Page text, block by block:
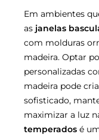
Em ambientes
as janelas
com molduras
madeira. Optar
personalizadas
madeira pode
sofisticado,
maximizar a luz
temperados é